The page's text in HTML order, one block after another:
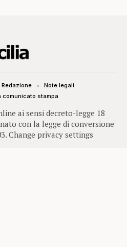
ai sensi decreto-legge 18
con la legge di conversione
Change privacy settings
Redazione
Note legali
comunicato stampa